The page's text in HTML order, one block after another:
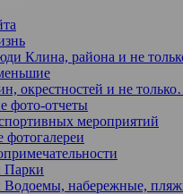
Клина, района и не
окрестностей и не
фото-отчеты
мероприятий
фотогалереи
Парки
Водоемы, набережные,